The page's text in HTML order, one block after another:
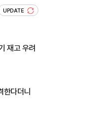
UPDATE
재고 우려
한다더니